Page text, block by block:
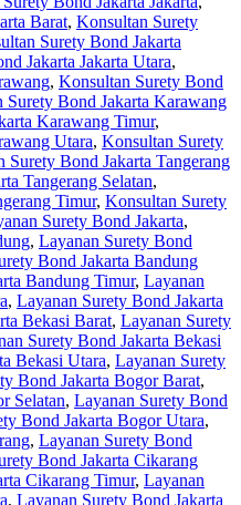
Barat, Konsultan Surety
Surety Bond Jakarta
Jakarta Jakarta Utara,
, Konsultan Surety Bond
Surety Bond Jakarta Karawang
Karawang Timur,
Utara, Konsultan Surety
Surety Bond Jakarta Tangerang
Tangerang Selatan,
Timur, Konsultan Surety
Surety Bond Jakarta,
, Layanan Surety Bond
Bond Jakarta Bandung
Bandung Timur, Layanan
, Layanan Surety Bond Jakarta
Bekasi Barat, Layanan Surety
Surety Bond Jakarta Bekasi
Bekasi Utara, Layanan Surety
Bond Jakarta Bogor Barat,
Selatan, Layanan Surety Bond
Bond Jakarta Bogor Utara,
, Layanan Surety Bond
Bond Jakarta Cikarang
Cikarang Timur, Layanan
, Layanan Surety Bond Jakarta